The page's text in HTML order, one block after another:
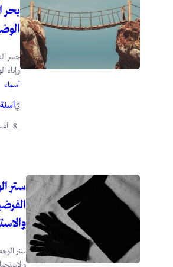
بحر
جسر
وإناء
أسماء
فيأسنة
ستر
ستر